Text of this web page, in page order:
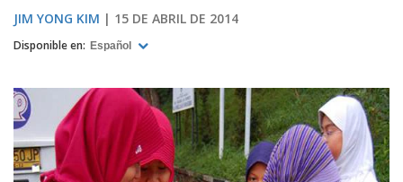
JIM YONG KIM 15 DE ABRIL DE 2014
Disponible en: Español